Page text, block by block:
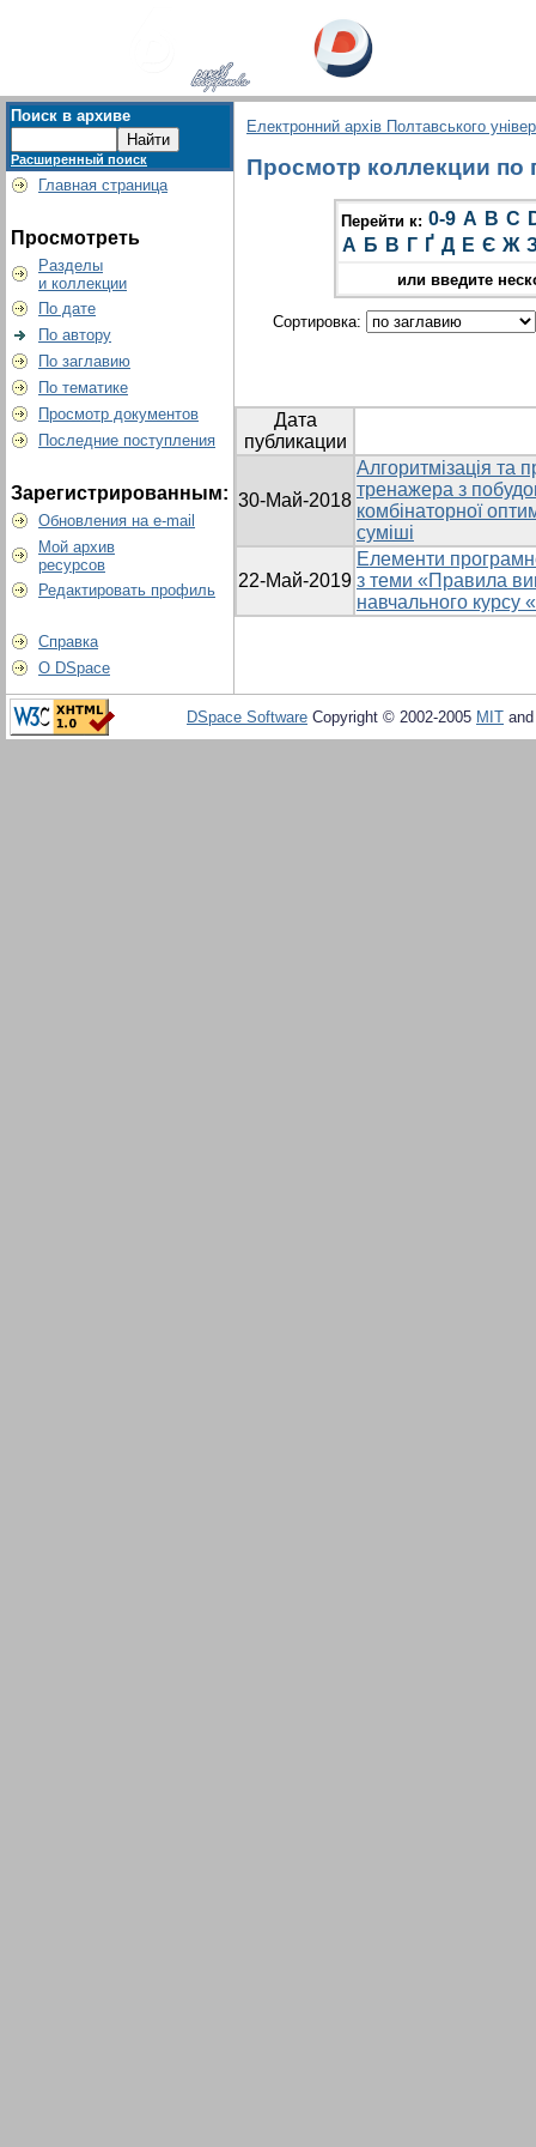
Поиск в архиве
Расширенный поиск
Главная страница
Просмотреть
Разделы
и коллекции
По дате
По автору
По заглавию
По тематике
Просмотр документов
Последние поступления
Зарегистрированным:
Обновления на e-mail
Мой архив
ресурсов
Редактировать профиль
Справка
О DSpace
Електронний архів Полтавського
Просмотр коллекции по
Перейти к: 0-9 A B C
А Б В Г Ґ Д Е Є Ж
или введите
Сортировка:
Дата
публикации
30-Май-2018
Алгоритмізація та
тренажера з
комбінаторної
суміші
22-Май-2019
Елементи
з теми «Правила
навчального курсу
DSpace Software Copyright © 2002-2005 MIT